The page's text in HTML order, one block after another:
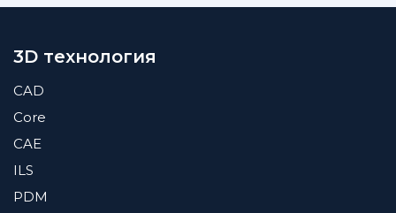
3D технология
CAD
Core
CAE
ILS
PDM